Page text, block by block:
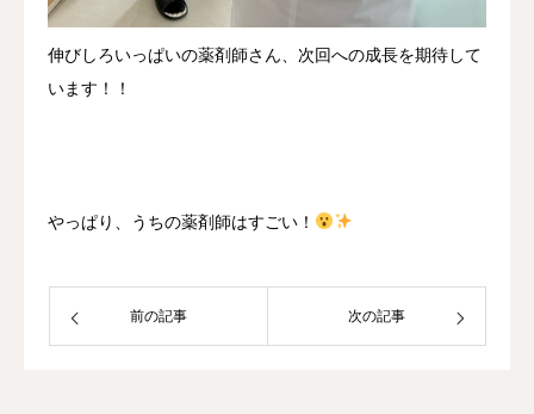
伸びしろいっぱいの薬剤師さん、次回への成長を期待して
います！！
やっぱり、うちの薬剤師はすごい！
前の記事 次の記事